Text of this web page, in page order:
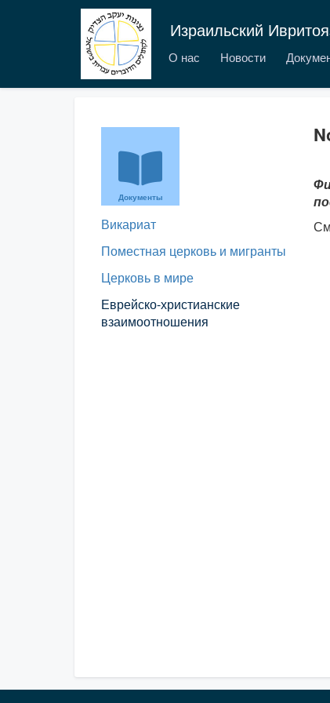
Израильский
О нас Новости
Документы
Викариат
Поместная церковь и мигранты
Церковь в мире
Еврейско-христианские
взаимоотношения